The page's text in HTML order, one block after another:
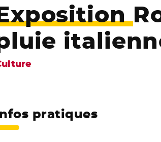
pratiques